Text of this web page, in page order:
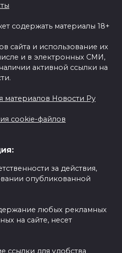
содержать материалы 18+
сайта и использование их
и в электронных СМИ,
активной ссылки на
материалов Новости Ру
cookie-файлов
за действия,
опубликованной
любых рекламных
на сайте, несет
ссылки для удобства